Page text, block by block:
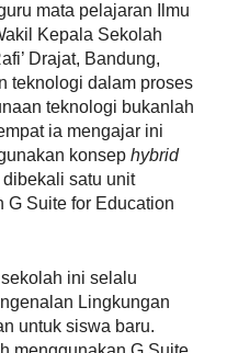
mata pelajaran Ilmu
Kepala Sekolah
Drajat, Bandung,
teknologi dalam proses
teknologi bukanlah
ia mengajar ini
konsep hybrid
satu unit
G Suite for Education
ini selalu
Lingkungan
untuk siswa baru.